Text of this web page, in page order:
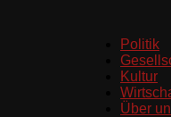
Politik
Kultur
Über